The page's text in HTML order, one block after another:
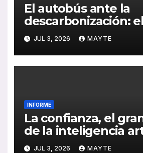
El autobús ante la
descarbonización: el
biometano y la
lideran el cambio,
GASNAM
JUL 3, 2026 MAYTE
INFORME
La confianza, el
de la inteligencia
el transporte público
JUL 3, 2026 MAYTE